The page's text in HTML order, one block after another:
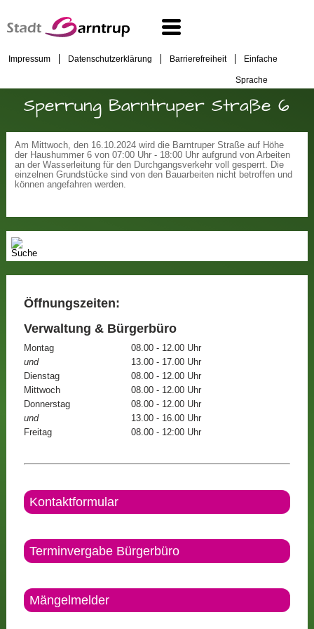
Impressum Datenschutzerklärung Barrierefreiheit Einfache
Sprache
Sperrung Barntruper Straße 6
Am Mittwoch, den 16.10.2024 wird die Barntruper Straße auf Höhe
der Haushummer 6 von 07:00 Uhr - 18:00 Uhr aufgrund von Arbeiten
an der Wasserleitung für den Durchgangsverkehr voll gesperrt. Die
einzelnen Grundstücke sind von den Bauarbeiten nicht betroffen und
können angefahren werden.
Öffnungszeiten:
Verwaltung & Bürgerbüro
Montag
08.00 - 12.00 Uhr
und
13.00 - 17.00 Uhr
Dienstag
08.00 - 12.00 Uhr
Mittwoch
08.00 - 12.00 Uhr
Donnerstag
08.00 - 12.00 Uhr
und
13.00 - 16.00 Uhr
Freitag
08.00 - 12:00 Uhr
Kontaktformular
Terminvergabe Bürgerbüro
Mängelmelder